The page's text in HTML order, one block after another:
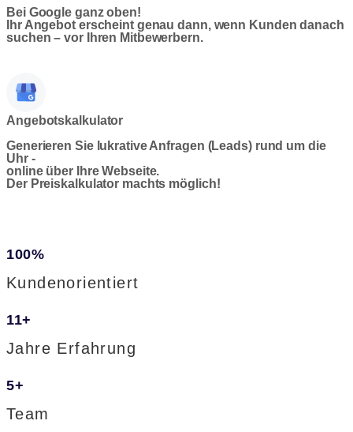
Bei Google ganz oben!
Ihr Angebot erscheint genau dann, wenn Kunden danach
suchen – vor Ihren Mitbewerbern.
Angebotskalkulator
Generieren Sie lukrative Anfragen (Leads) rund um die
Uhr -
online über Ihre Webseite.
Der Preiskalkulator machts möglich!
100%
Kundenorientiert
11+
Jahre Erfahrung
5+
Team